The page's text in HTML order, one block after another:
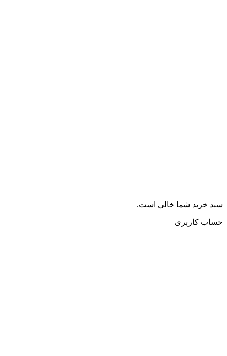
سبد خرید شما خالی است.
حساب کاربری